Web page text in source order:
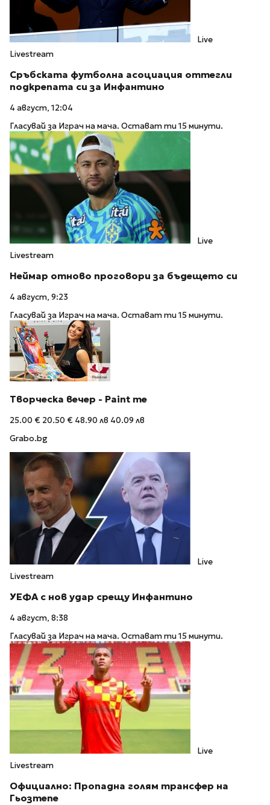
Live
Livestream
Сръбската футболна асоциация оттегли
подкрепата си за Инфантино
4 август, 12:04
Гласувай за Играч на мача. Остават ти 15 минути.
Live
Livestream
Неймар отново проговори за бъдещето си
4 август, 9:23
Гласувай за Играч на мача. Остават ти 15 минути.
Творческа вечер - Paint me
25.00 € 20.50 € 48.90 лв 40.09 лв
Grabo.bg
Live
Livestream
УЕФА с нов удар срещу Инфантино
4 август, 8:38
Гласувай за Играч на мача. Остават ти 15 минути.
Live
Livestream
Официално: Пропадна голям трансфер на
Гьозтепе